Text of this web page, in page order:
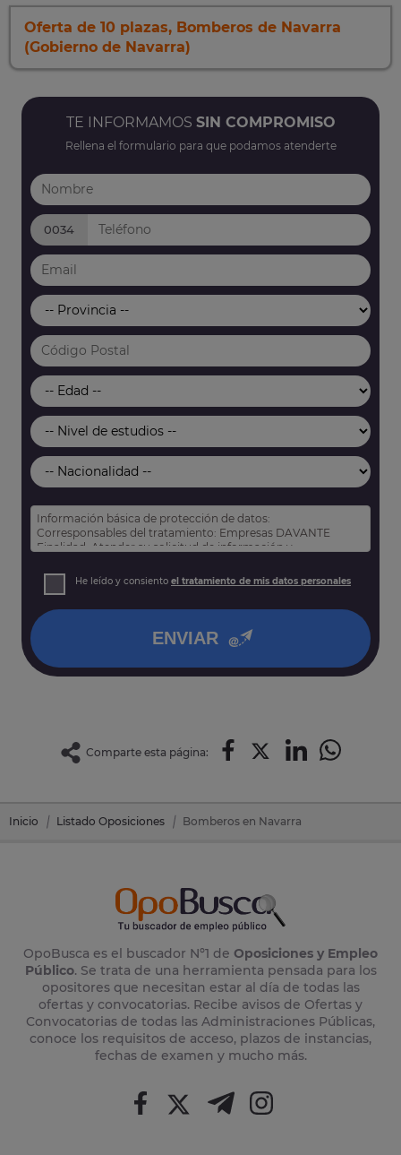
Oferta de 10 plazas, Bomberos de Navarra
(Gobierno de Navarra)
TE INFORMAMOS SIN COMPROMISO
Rellena el formulario para que podamos atenderte
0034
Información básica de protección de datos:
Corresponsables del tratamiento: Empresas DAVANTE
Finalidad: Atender su solicitud de información y
Derechos: Puede acceder, rectificar y suprimir sus datos,
así como otros derechos tal y como se explica en nuestra
He leído y consiento el tratamiento de mis datos personales
ENVIAR
Comparte esta página:
Inicio Listado Oposiciones Bomberos en Navarra
OpoBusca es el buscador Nº1 de Oposiciones y Empleo
Público. Se trata de una herramienta pensada para los
opositores que necesitan estar al día de todas las
ofertas y convocatorias. Recibe avisos de Ofertas y
Convocatorias de todas las Administraciones Públicas,
conoce los requisitos de acceso, plazos de instancias,
fechas de examen y mucho más.